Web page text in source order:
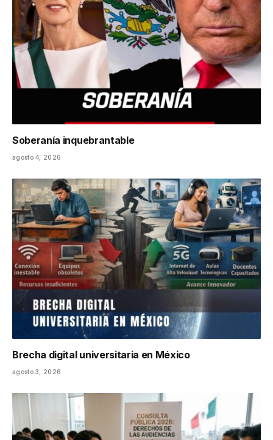
Soberanía inquebrantable
agosto 4, 2026
Brecha digital universitaria en México
agosto 3, 2026